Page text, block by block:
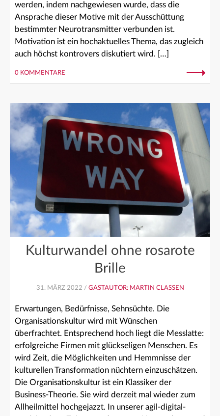
werden, indem nachgewiesen wurde, dass die
Ansprache dieser Motive mit der Ausschüttung
bestimmter Neurotransmitter verbunden ist.
Motivation ist ein hochaktuelles Thema, das zugleich
auch höchst kontrovers diskutiert wird. […]
0 KOMMENTARE
Kulturwandel ohne rosarote
Brille
31. MÄRZ 2022 / GASTAUTOR: MARTIN CLASSEN
Erwartungen, Bedürfnisse, Sehnsüchte. Die
Organisationskultur wird mit Wünschen
überfrachtet. Entsprechend hoch liegt die Messlatte:
erfolgreiche Firmen mit glückseligen Menschen. Es
wird Zeit, die Möglichkeiten und Hemmnisse der
kulturellen Transformation nüchtern einzuschätzen.
Die Organisationskultur ist ein Klassiker der
Business-Theorie. Sie wird derzeit mal wieder zum
Allheilmittel hochgejazzt. In unserer agil-digital-